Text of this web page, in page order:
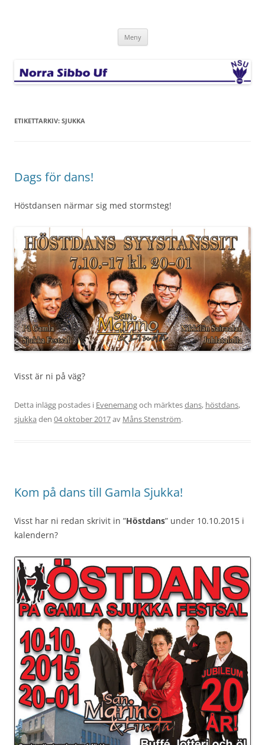
Meny
ETIKETTARKIV: SJUKKA
Dags för dans!
Höstdansen närmar sig med stormsteg!
Visst är ni på väg?
Detta inlägg postades i Evenemangoch märktesdans, höstdans,
sjukka den 04 oktober 2017av Måns Stenström.
Kom på dans till Gamla Sjukka!
Visst har ni redan skrivit in ”Höstdans” under 10.10.2015 i
kalendern?